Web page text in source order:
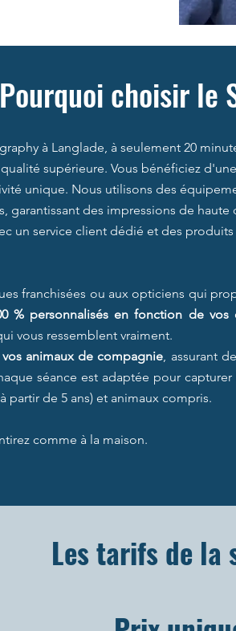
choisir le
à Langlade, à seulement 20
supérieure. Vous bénéficiez
unique. Nous utilisons des
garantissant des impressions de haute
un service client dédié et des
franchisées ou aux opticiens qui
% personnalisés en fonction de vos
vous ressemblent vraiment.
animaux de compagnie, assurant
séance est adaptée pour
partir de 5 ans) et animaux compris.
comme à la maison.
Les tarifs de la